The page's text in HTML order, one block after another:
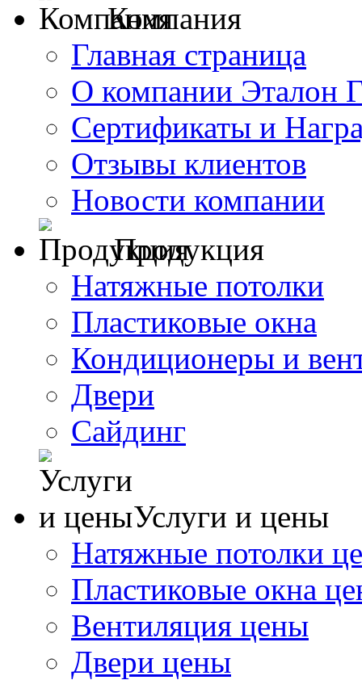
Компания
Главная страница
О компании Эталон
Сертификаты и
Отзывы клиентов
Новости компании
Продукция
Натяжные потолки
Пластиковые окна
Кондиционеры и
Двери
Сайдинг
Услуги и цены
Натяжные потолки
Пластиковые окна
Вентиляция цены
Двери цены